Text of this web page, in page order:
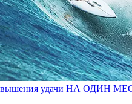
удачи НА ОДИН